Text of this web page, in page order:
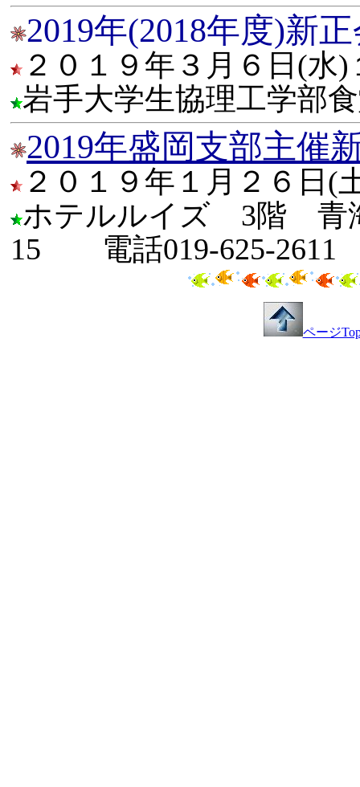
2019年(2018年度)新
２０１９年３月６日(水)
岩手大学生協理工学
2019年盛岡支部主催
２０１９年１月２６日
ホテルルイズ 3階 青
15 電話019-625-
ページ